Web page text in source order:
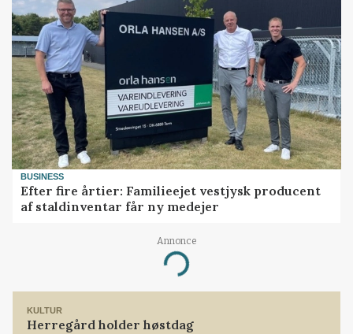
BUSINESS
Efter fire årtier: Familieejet vestjysk producent
af staldinventar får ny medejer
Annonce
Loading...
KULTUR
Herregård holder høstdag